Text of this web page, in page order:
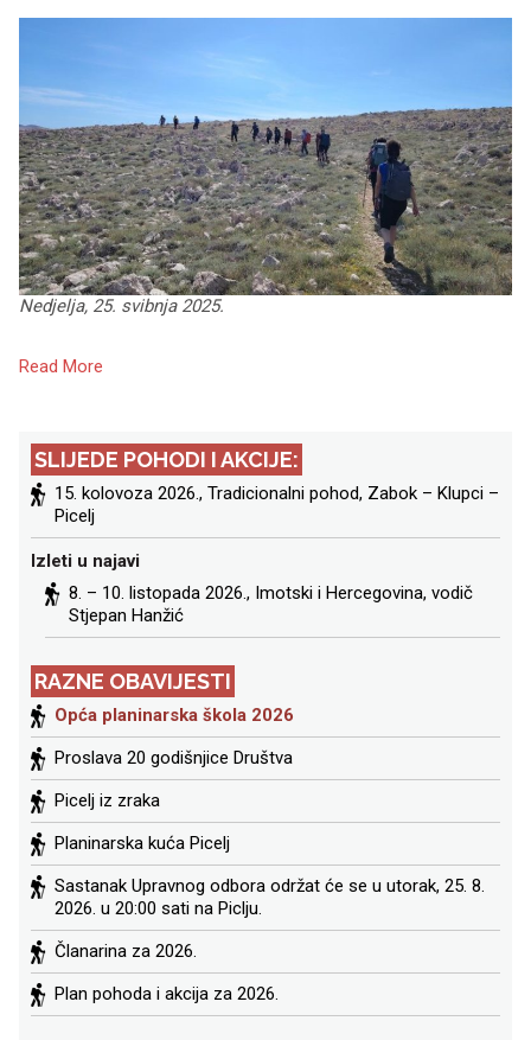
Nedjelja, 25. svibnja 2025.
Read More
SLIJEDE POHODI I AKCIJE:
15. kolovoza 2026., Tradicionalni pohod, Zabok – Klupci –
Picelj
Izleti u najavi
8. – 10. listopada 2026., Imotski i Hercegovina, vodič
Stjepan Hanžić
RAZNE OBAVIJESTI
Opća planinarska škola 2026
Proslava 20 godišnjice Društva
Picelj iz zraka
Planinarska kuća Picelj
Sastanak Upravnog odbora održat će se u utorak, 25. 8.
2026. u 20:00 sati na Piclju.
Članarina za 2026.
Plan pohoda i akcija za 2026.